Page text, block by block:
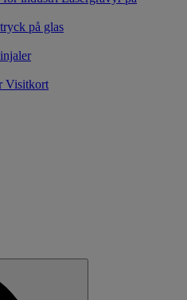
på glas
Visitkort